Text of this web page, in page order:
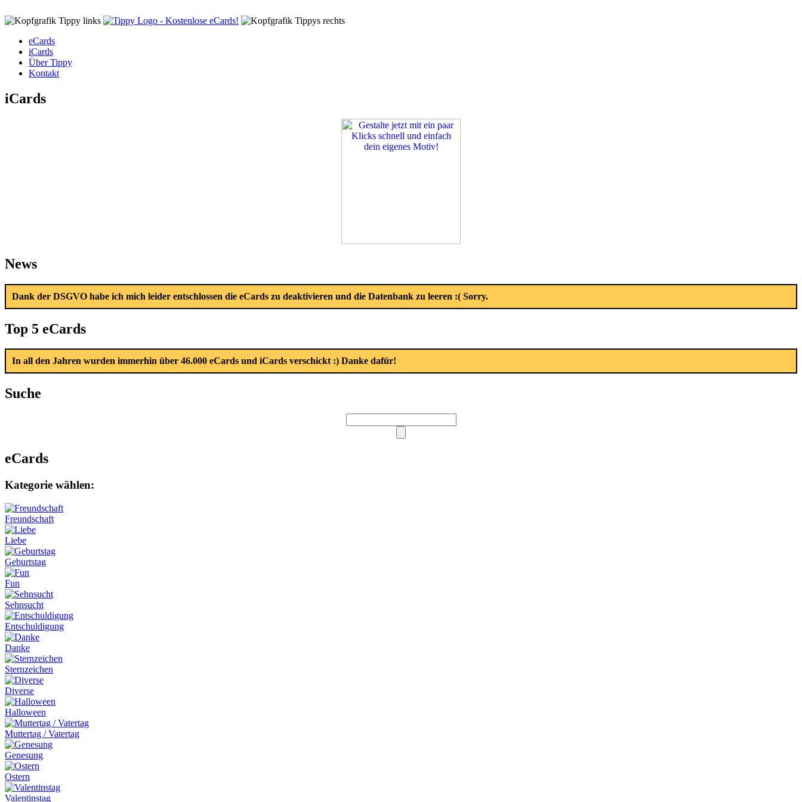
eCards
iCards
Über Tippy
Kontakt
iCards
News
Dank der DSGVO habe ich mich leider entschlossen die eCards zu deaktivieren und die Datenbank zu leeren :( Sorry.
Top 5 eCards
In all den Jahren wurden immerhin über 46.000 eCards und iCards verschickt :) Danke dafür!
Suche
eCards
Kategorie wählen:
Freundschaft
Liebe
Geburtstag
Fun
Sehnsucht
Entschuldigung
Danke
Sternzeichen
Diverse
Halloween
Muttertag / Vatertag
Genesung
Ostern
Valentinstag